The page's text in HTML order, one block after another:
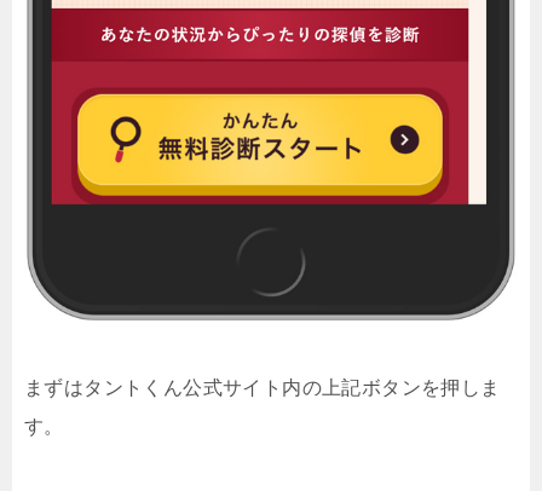
まずはタントくん公式サイト内の上記ボタンを押しま
す。